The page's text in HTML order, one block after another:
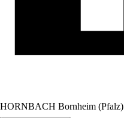
HORNBACH Bornheim (Pfalz)